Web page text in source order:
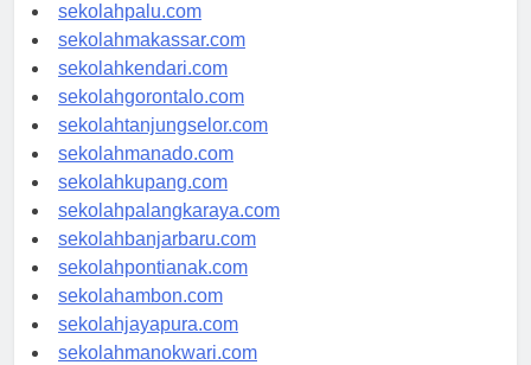
sekolahpalu.com
sekolahmakassar.com
sekolahkendari.com
sekolahgorontalo.com
sekolahtanjungselor.com
sekolahmanado.com
sekolahkupang.com
sekolahpalangkaraya.com
sekolahbanjarbaru.com
sekolahpontianak.com
sekolahambon.com
sekolahjayapura.com
sekolahmanokwari.com